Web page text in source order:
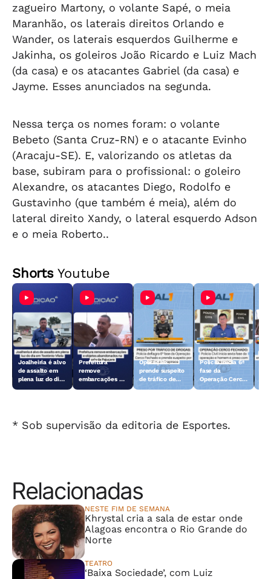
zagueiro Martony, o volante Sapé, o meia
Maranhão, os laterais direitos Orlando e
Wander, os laterais esquerdos Guilherme e
Jakinha, os goleiros João Ricardo e Luiz Mach
(da casa) e os atacantes Gabriel (da casa) e
Jayme. Esses anunciados na segunda.
Nessa terça os nomes foram: o volante
Bebeto (Santa Cruz-RN) e o atacante Evinho
(Aracaju-SE). E, valorizando os atletas da
base, subiram para o profissional: o goleiro
Alexandre, os atacantes Diego, Rodolfo e
Gustavinho (que também é meia), além do
lateral direito Xandy, o lateral esquerdo Adson
e o meia Roberto..
ShortsYoutube
Joalheiria é alvo
de assalto em
plena luz do dia
Prefeitura
remove
embarcações e
Operação
prende suspeito
de tráfico de
Polícia inicia 6ª
fase da
Operação Cerco
* Sob supervisão da editoria de Esportes.
Relacionadas
NESTE FIM DE SEMANA
Khrystal cria a sala de estar onde
Alagoas encontra o Rio Grande do
Norte
TEATRO
‘Baixa Sociedade’, com Luiz